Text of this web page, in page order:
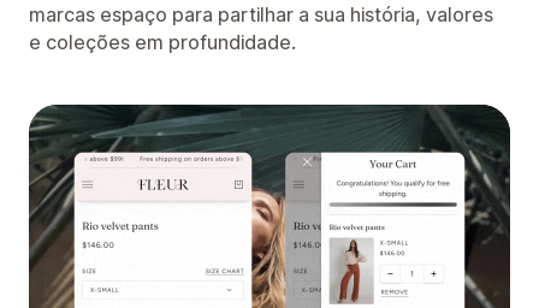
marcas espaço para partilhar a sua história, valores
e coleções em profundidade.